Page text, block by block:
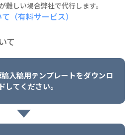
しい場合弊社で代行します。
（有料サービス）
て
入稿用テンプレートをダウンロ
してください。